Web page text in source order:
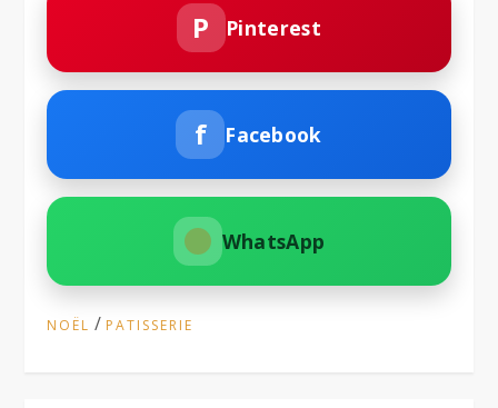
P Pinterest
f Facebook
WhatsApp
NOËL / PATISSERIE